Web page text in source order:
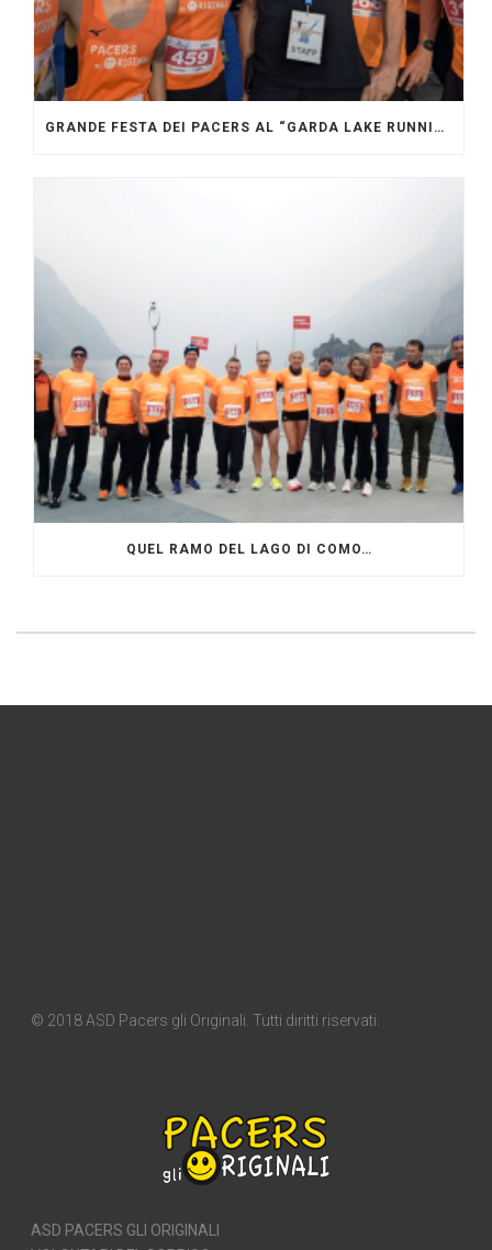
GRANDE FESTA DEI PACERS AL “GARDA LAKE RUNNING FESTIVAL”
QUEL RAMO DEL LAGO DI COMO…
© 2018 ASD Pacers gli Originali. Tutti diritti riservati.
ASD PACERS GLI ORIGINALI